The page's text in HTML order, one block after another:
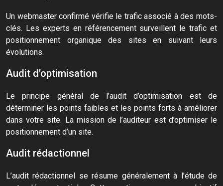
Un webmaster confirmé vérifie le trafic associé à des mots-
clés. Les experts en référencement surveillent le trafic et
positionnement organique des sites en suivant leurs
évolutions.
Audit d’optimisation
Le principe général de l’audit d’optimisation est de
déterminer les points faibles et les points forts à améliorer
dans votre site. La mission de l’auditeur est d’optimiser le
positionnement d’un site.
Audit rédactionnel
L’audit rédactionnel se résume généralement à l’étude de